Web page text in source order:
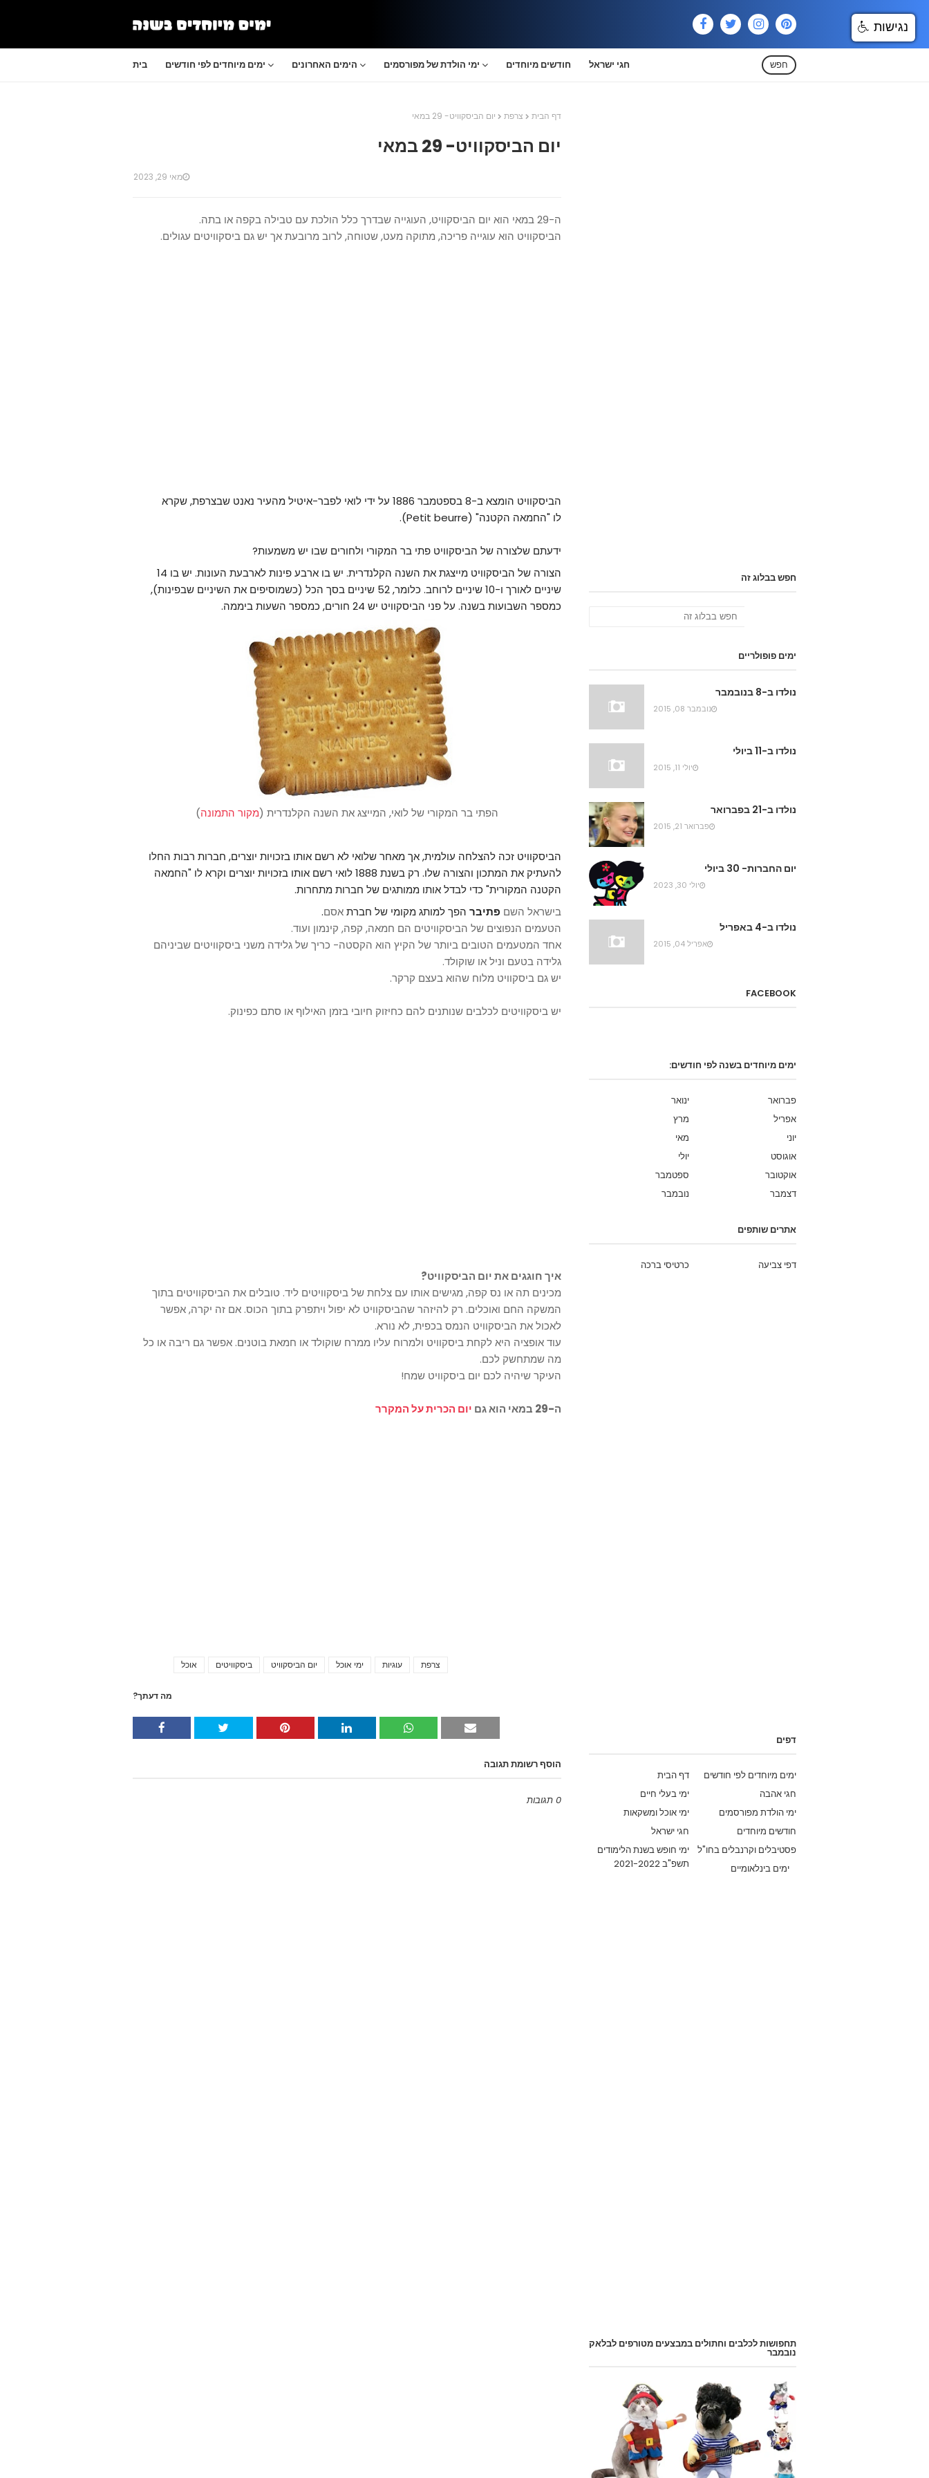
בית ימים מיוחדים לפי חודשים הימים האחרונים ימי הולדת של מפורסמים חודשים מיוחדים חגי ישראל חפש
דף הבית צרפת יום הביסקוויט- 29 במאי
יום הביסקוויט- 29 במאי
מאי 29, 2023
ה-29 במאי הוא יום הביסקוויט, העוגייה שבדרך כלל הולכת עם טבילה בקפה או בתה.
הביסקוויט הוא עוגייה פריכה, מתוקה מעט, שטוחה, לרוב מרובעת אך יש גם ביסקוויטים עגולים.
הביסקוויט הומצא ב-8 בספטמבר 1886 על ידי לואי לפבר-איטיל מהעיר נאנט שבצרפת, שקרא
לו "החמאה הקטנה" (Petit beurre).
ידעתם שלצורה של הביסקוויט פתי בר המקורי ולחורים שבו יש משמעות?
הצורה של הביסקוויט מייצגת את השנה הקלנדרית. יש בו ארבע פינות לארבעת העונות. יש בו 14
שיניים לאורך ו-10 שיניים לרוחב. כלומר, 52 שיניים בסך הכל (כשמוסיפים את השיניים שבפינות),
כמספר השבועות בשנה. על פני הביסקוויט יש 24 חורים, כמספר השעות ביממה.
הפתי בר המקורי של לואי, המייצג את השנה הקלנדרית (מקור התמונה)
הביסקוויט זכה להצלחה עולמית, אך מאחר שלואי לא רשם אותו בזכויות יוצרים, חברות רבות החלו
להעתיק את המתכון והצורה שלו. רק בשנת 1888 לואי רשם אותו בזכויות יוצרים וקרא לו "החמאה
הקטנה המקורית" כדי לבדל אותו ממותגים של חברות מתחרות.
בישראל השם פתיבר הפך למותג מקומי של חברתאסם.
הטעמים הנפוצים של הביסקוויטים הם חמאה, קפה, קינמון ועוד.
אחד המטעמים הטובים ביותר של הקיץ הוא הקסטה- כריך של גלידה משני ביסקוויטים שביניהם
גלידה בטעם וניל או שוקולד.
יש גם ביסקוויט מלוח שהוא בעצם קרקר.
יש ביסקוויטים לכלבים שנותנים להם כחיזוק חיובי בזמן האילוף או סתם כפינוק.
איך חוגגים את יום הביסקוויט?
מכינים תה או נס קפה, מגישים אותו עם צלחת של ביסקוויטים ליד. טובלים את הביסקוויטים בתוך
המשקה החם ואוכלים. רק להיזהר שהביסקוויט לא יפול ויתפרק בתוך הכוס. אם זה יקרה, אפשר
לאכול את הביסקוויט הנמס בכפית, לא נורא.
עוד אופציה היא לקחת ביסקוויט ולמרוח עליו ממרח שוקולד או חמאת בוטנים. אפשר גם ריבה או כל
מה שמתחשק לכם.
העיקר שיהיה לכם יום ביסקוויט שמח!
ה-29 במאי הוא גם יום הכרית על המקרר
אוכל ביסקוויטים יום הביסקוויט ימי אוכל עוגיות צרפת
מה דעתך?
הוסף רשומת תגובה
0 תגובות
חפש בבלוג זה
ימים פופולריים
נולדו ב-8 בנובמבר
נובמבר 08, 2015
נולדו ב-11 ביולי
יולי 11, 2015
נולדו ב-21 בפברואר
פברואר 21, 2015
יום החברות- 30 ביולי
יולי 30, 2023
נולדו ב-4 באפריל
אפריל 04, 2015
FACEBOOK
ימים מיוחדים בשנה לפי חודשים:
ינואר
פברואר
מרץ
אפריל
מאי
יוני
יולי
אוגוסט
ספטמבר
אוקטובר
נובמבר
דצמבר
אתרים שותפים
כרטיסי ברכה דפי צביעה
דפים
דף הבית
ימים מיוחדים לפי חודשים
ימי בעלי חיים
חגי אהבה
ימי אוכל ומשקאות
ימי הולדת מפורסמים
חגי ישראל
חודשים מיוחדים
ימי חופש בשנת הלימודים
תשפ"ב 2021-2022
פסטיבלים וקרנבלים בחו"ל
ימים בינלאומיים
תחפושות לכלבים וחתולים במבצעים מטורפים לבלאק
נובמבר
נגישות